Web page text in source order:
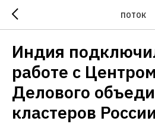
ПОТОК
Индия
работе с
Делового
кластеров России